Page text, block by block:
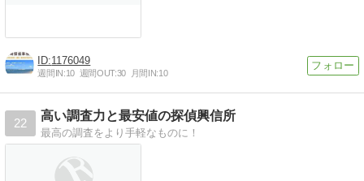
1176049
週間IN:10 週間OUT:30 月間IN:10
22
高い調査力と最安値の探偵興信所
最高の調査をより手軽なものに！